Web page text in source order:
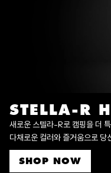
STELLA-R
새로운 스텔라-R로 캠핑을 더
다채로운 컬러와 즐거움으로 당
SHOP NOW